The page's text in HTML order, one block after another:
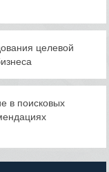
целевой
в поисковых